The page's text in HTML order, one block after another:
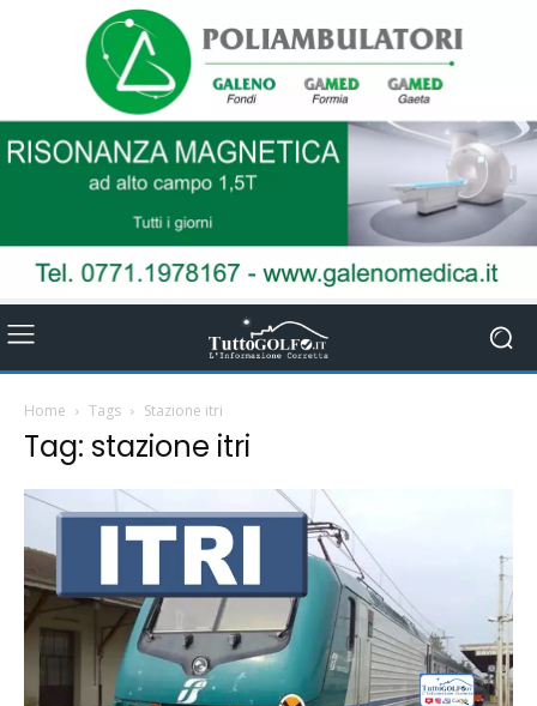
Home Tags Stazione itri
Tag: stazione itri